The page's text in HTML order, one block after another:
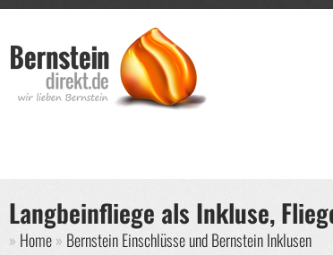
Langbeinfliege als Inkluse,
Sie sind hier
Home Bernstein Einschlüsse und Bernstein Inklusen